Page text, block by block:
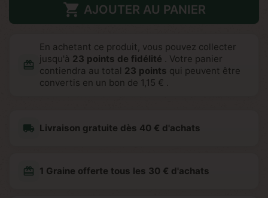
 AJOUTER AU PANIER
redeem
En achetant ce produit, vous pouvez collecter
jusqu'à 23 points de fidélité . Votre panier
contiendra au total 23 points qui peuvent être
convertis en un bon de 1,15 € .
local_shipping Livraison gratuite dès 40 € d'achats
redeem 1 Graine offerte tous les 30 € d'achats